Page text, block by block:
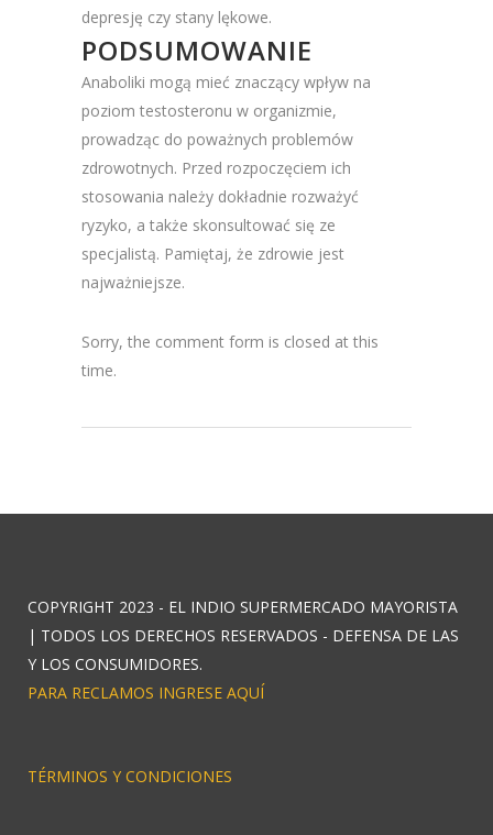
depresję czy stany lękowe.
PODSUMOWANIE
Anaboliki mogą mieć znaczący wpływ na
poziom testosteronu w organizmie,
prowadząc do poważnych problemów
zdrowotnych. Przed rozpoczęciem ich
stosowania należy dokładnie rozważyć
ryzyko, a także skonsultować się ze
specjalistą. Pamiętaj, że zdrowie jest
najważniejsze.
Sorry, the comment form is closed at this
time.
COPYRIGHT 2023 - EL INDIO SUPERMERCADO MAYORISTA
| TODOS LOS DERECHOS RESERVADOS - DEFENSA DE LAS
Y LOS CONSUMIDORES.
PARA RECLAMOS INGRESE AQUÍ
TÉRMINOS Y CONDICIONES